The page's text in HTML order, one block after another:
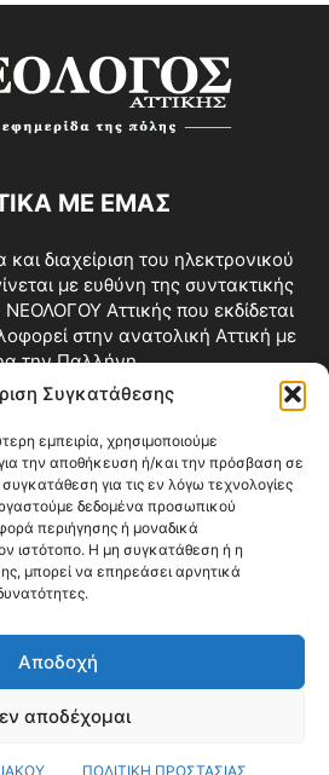
Συγκατάθεσης
εμπειρία, χρησιμοποιούμε
την αποθήκευση ή/και την πρόσβαση σε
για τις εν λόγω τεχνολογίες
δεδομένα προσωπικού
περιήγησης ή μοναδικά
ιστότοπο. Η μη συγκατάθεση ή η
μπορεί να επηρεάσει αρνητικά
Αποδοχή
αποδέχομαι
ΠΟΛΙΤΙΚΗ ΠΡΟΣΤΑΣΙΑΣ
ΜΕ ΕΜΑΣ
και διαχείριση του ηλεκτρονικού
με ευθύνη της συντακτικής
Αττικής που εκδίδεται
στην ανατολική Αττική με
την Παλλήνη.
info@neologosattikis.gr
ΜΑΣ
Όροι Χρήσης